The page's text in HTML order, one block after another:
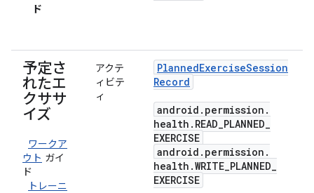
ド
予定さ
れたエ
クササ
イズ
ワークア
ウト ガイ
ド
トレーニ
アクテ
ィビテ
ィ
PlannedExerciseSession
Record
android . permission .
health . READ_PLANNED_
EXERCISE
android . permission .
health .WRITE_PLANNED_
EXERCISE